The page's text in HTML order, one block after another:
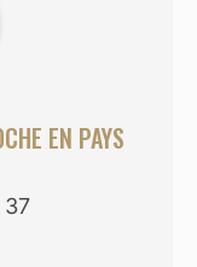
EN PAYS
37